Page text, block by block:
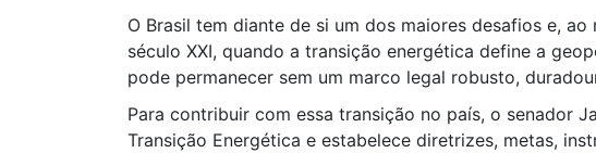
O Brasil tem diante de si um dos maiores desafios e,
século XXI, quando a transição energética define a
pode permanecer sem um marco legal robusto,
Para contribuir com essa transição no país, o senador
Transição Energética e estabelece diretrizes, metas,